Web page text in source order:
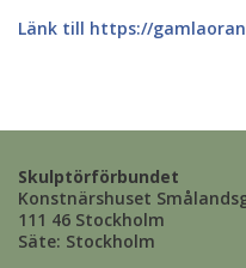
Länk till https://
Skulptörförbundet
Konstnärshuset
111 46 Stockholm
Säte: Stockholm